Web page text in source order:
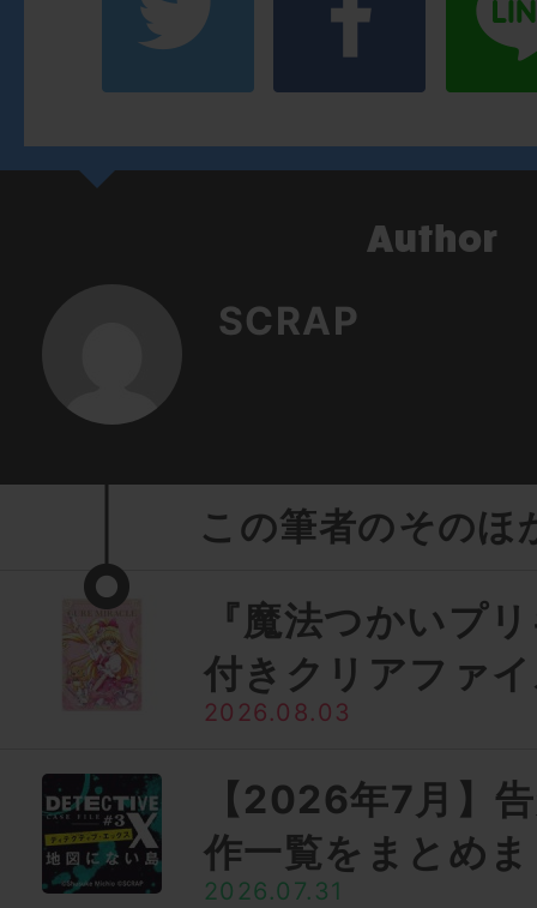
SCRAP
この筆者のそのほ
『魔法つかいプ
付きクリアファ
2026.08.03
【2026年7月】
作一覧をまとめ
2026.07.31